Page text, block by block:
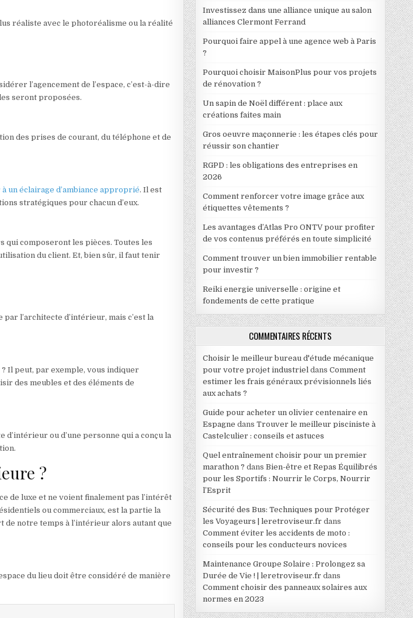
réaliste avec le photoréalisme ou la réalité
l’agencement de l’espace, c’est-à-dire
seront proposées.
des prises de courant, du téléphone et de
un éclairage d’ambiance approprié. Il est
stratégiques pour chacun d’eux.
qui composeront les pièces. Toutes les
du client. Et, bien sûr, il faut tenir
l’architecte d’intérieur, mais c’est la
Il peut, par exemple, vous indiquer
des meubles et des éléments de
d’intérieur ou d’une personne qui a conçu la
?
de luxe et ne voient finalement pas l’intérêt
ou commerciaux, est la partie la
notre temps à l’intérieur alors autant que
du lieu doit être considéré de manière
Investissez dans une alliance unique au salon
alliances Clermont Ferrand
Pourquoi faire appel à une agence web à Paris
?
Pourquoi choisir MaisonPlus pour vos projets
de rénovation ?
Un sapin de Noël différent : place aux
créations faites main
Gros oeuvre maçonnerie : les étapes clés pour
réussir son chantier
RGPD : les obligations des entreprises en
2026
Comment renforcer votre image grâce aux
étiquettes vêtements ?
Les avantages d’Atlas Pro ONTV pour profiter
de vos contenus préférés en toute simplicité
Comment trouver un bien immobilier rentable
pour investir ?
Reiki energie universelle : origine et
fondements de cette pratique
COMMENTAIRES RÉCENTS
Choisir le meilleur bureau d'étude mécanique
pour votre projet industriel dans Comment
estimer les frais généraux prévisionnels liés
aux achats ?
Guide pour acheter un olivier centenaire en
Espagne dans Trouver le meilleur pisciniste à
Castelculier : conseils et astuces
Quel entraînement choisir pour un premier
marathon ? dans Bien-être et Repas Équilibrés
pour les Sportifs : Nourrir le Corps, Nourrir
l’Esprit
Sécurité des Bus: Techniques pour Protéger
les Voyageurs | leretroviseur.fr dans
Comment éviter les accidents de moto :
conseils pour les conducteurs novices
Maintenance Groupe Solaire : Prolongez sa
Durée de Vie ! | leretroviseur.fr dans
Comment choisir des panneaux solaires aux
normes en 2023